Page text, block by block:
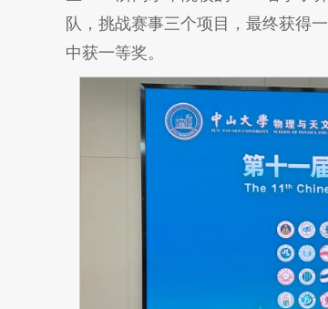
队，挑战赛事三个项目，最终获得
中获一等奖。